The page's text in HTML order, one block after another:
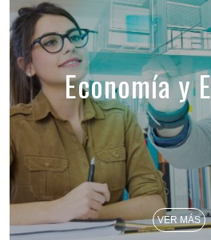
Economía y
VER MÁS